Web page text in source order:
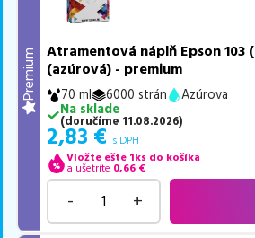
Premium
Atramentová náplň Epson 103
(azúrová) - premium
70 ml 6000 strán
Azúrova
Na sklade
(doručíme 11.08.2026)
2,83 € s DPH
Vložte ešte 1ks do košíka
a ušetríte 0,66 €
- +